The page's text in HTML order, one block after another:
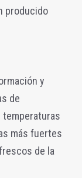
producido
y
de
más fuertes
de la